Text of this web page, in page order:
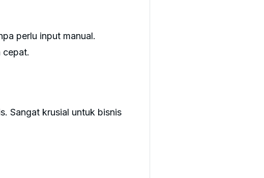
perlu input manual.
cepat.
Sangat krusial untuk bisnis